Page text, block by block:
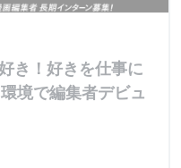
き！好きを仕事に
境で編集者デビュ